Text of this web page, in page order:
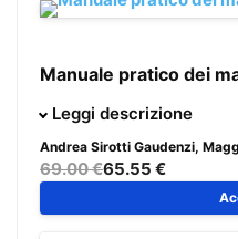
Manuale pratico dei
Questa nuova edizione
modelli e degli altri diritti di
conto delle numerose
indirizzi giurisprudenziali.
Leggi descrizione
Andrea Sirotti Gaudenzi,
69.00 €65.55 €